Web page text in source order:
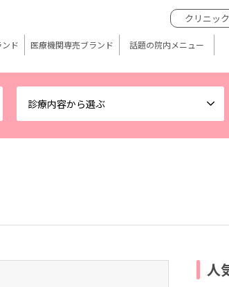
診療内容から選ぶ
クリニッ
ド 医療機関専売ブランド 話題の院内メニュー
人